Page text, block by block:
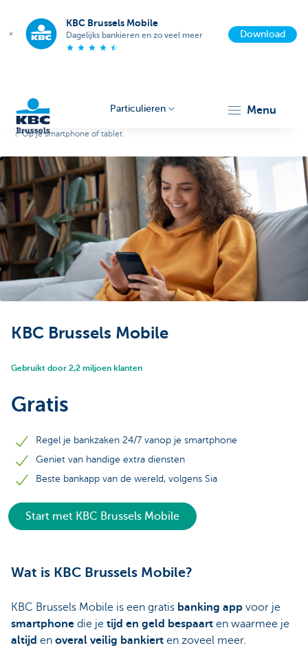
KBC Brussels Mobile
Dagelijks bankieren en zo veel meer Download
Particulieren menu
Op je smartphone of tablet
KBC Brussels Mobile
Gebruikt door 2,2 miljoen klanten
Gratis
Regel je bankzaken 24/7 vanop je smartphone
Geniet van handige extra diensten
Beste bankapp van de wereld, volgens Sia
Start met KBC Brussels Mobile
Wat is KBC Brussels Mobile?
KBC Brussels Mobile is een gratis banking app voor je
smartphone die je tijd en geld bespaart en waarmee je
altijd en overal veilig bankiert en zoveel meer.